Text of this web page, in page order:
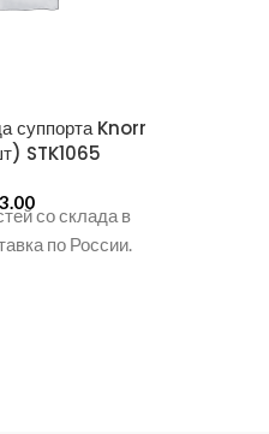
суппорта Knorr
STK1065
со склада в
по России.